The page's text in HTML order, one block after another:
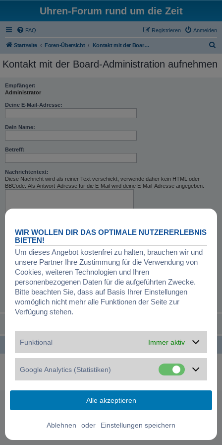
Uhren-Forum rund um die Zeit
FAQ Anmelden
Registrieren
Startseite Foren-Übersicht Kontakt mit der Board-Administration aufnehmen
c
Kontakt mit der Board-Administration aufnehmen
Empfänger:
Administrator
Deine E-Mail-Adresse:
Dein Name:
Betreff:
Nachrichtentext:
Diese Nachricht wird als reiner Text verschickt, verwende daher kein HTML oder
BBCode. Als Antwort-Adresse für die E-Mail wird deine E-Mail-Adresse angegeben.
Startseite Foren-Übersicht Alle Zeiten sind UTC+01:00
® Forum Software © phpBB Limited
Deutsche Übersetzung durch
Datenschutz|Nutzungsbedingungen|Cookies verwalten
WIR WOLLEN DIR DAS OPTIMALE NUTZERERLEBNIS
BIETEN!
Um dieses Angebot kostenfrei zu halten, brauchen wir und
unsere Partner Ihre Zustimmung für die Verwendung von
Cookies, weiteren Technologien und Ihren
personenbezogenen Daten für die aufgeführten Zwecke.
Bitte beachten Sie, dass auf Basis Ihrer Einstellungen
womöglich nicht mehr alle Funktionen der Seite zur
Verfügung stehen.
Funktional Immer aktiv
Google Analytics (Statistiken)
oder